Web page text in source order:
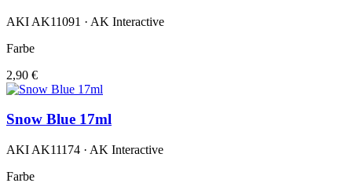
AKI AK11091 · AK Interactive
Farbe
2,90 €
Snow Blue 17ml
AKI AK11174 · AK Interactive
Farbe